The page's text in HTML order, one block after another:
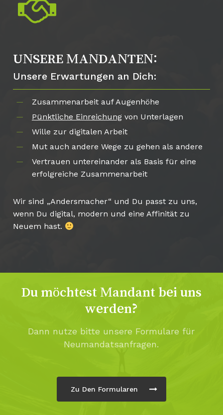
UNSERE MANDANTEN:
Unsere Erwartungen an Dich:
Zusammenarbeit auf Augenhöhe
Pünktliche Einreichungvon Unterlagen
Wille zur digitalen Arbeit
Mut auch andere Wege zu gehen als andere
Vertrauen untereinander als Basis für eine
erfolgreiche Zusammenarbeit
Wir sind „Andersmacher“ und Du passt zu uns,
wenn Du digital, modern und eine Affinität zu
Neuem hast.
Du möchtest Mandant bei uns
werden?
Dann nutze bitte unsere Formulare für
Neumandatsanfragen.
Zu Den Formularen